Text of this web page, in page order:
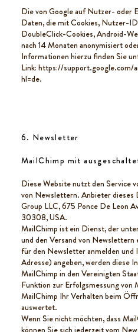
Die von Google auf Nutzer- oder
Daten, die mit Cookies, Nutzer-
DoubleClick-Cookies, Android-
nach 14 Monaten anonymisiert
Informationen hierzu finden Sie
Link: https://support.google.com/
hl=de.
6. Newsletter
MailChimp mit
Diese Website nutzt den Service
von Newslettern. Anbieter dieses
Group LLC, 675 Ponce De Leon
30308, USA.
MailChimp ist ein Dienst, der
und den Versand von
für den Newsletter anmelden
Adresse) angeben, werden diese
MailChimp in den Vereinigten
Funktion zur Erfolgsmessung von
MailChimp Ihr Verhalten beim
auswertet.
Wenn Sie nicht möchten, dass
können Sie sich jederzeit vom